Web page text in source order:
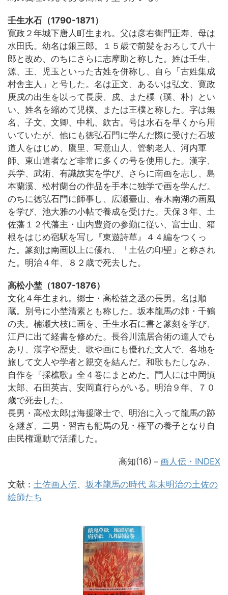
壬生水石（1790-1871）
寛政２年城下唐人町生まれ。父は彦右衛門正寿、母は
水田氏。幼名は銀三郎。１５歳で前髪をおろして八十
郎と改め、のちにさらに志摩助と称した。姓は壬生、
源、王、児玉といった古姓を併称し、自ら「古姓集成
村舎主人」と号した。名は正文、あるいは弘文、寛政
庚戍の出生を以って長庚、戍、また樸（璞、朴）とい
い、姓名を縮めて児樸、または王樸と称した。字は無
名、子文、文卿、中札、欽古。号は水石を早くから用
いていたが、他にも徳弘石門に学んだ際に受けた石坡
道人をはじめ、鷹里、写意山人、管豹老人、河内軍
師、東山道者など非常に多くの号を使用した。漢字、
兵学、武術、有識故実を学び、さらに南画を志し、島
本蘭溪、松村蘭台の作品を手本に独学で画を学んだ。
のちに徳弘石門に師事し、広瀬臺山、春木南湖の画風
を学び、池大雅の小帖で養成を受けた。天保３年、土
佐藩１２代藩主・山内豊資の参勤に従い、富士山、箱
根をはじめ宿駅を写し『東遊詩草』４４編をつくっ
た。篆刻は南画以上に優れ、「土佐の印聖」と称され
た。明治４年、８２歳で死去した。
高松小埜（1807-1876）
文化４年生まれ。郷士・高松益之丞の長男。名は順
蔵。別号に小埜清素とも称した。坂本龍馬の姉・千鶴
の夫。楠瀬大枝に画を、壬生水石に書と篆刻を学び、
江戸に出て経書を修めた。長谷川流居合術の達人でも
あり、漢字や歴史、歌や画にも優れた文人で、各地を
旅して文人や学者と親交を結んだ。和歌もたしなみ、
自作を『採樵歌』全４巻にまとめた。門人には中岡慎
太郎、石田英吉、安岡直行らがいる。明治９年、７０
歳で死去した。
長男・高松太郎は海援隊士で、明治に入って龍馬の跡
を継ぎ、二男・習吉も龍馬の兄・権平の養子となり自
由民権運動で活躍した。
高知(16) － 画人伝・INDEX
文献： 土佐画人伝、 坂本龍馬の時代 幕末明治の土佐の
絵師たち